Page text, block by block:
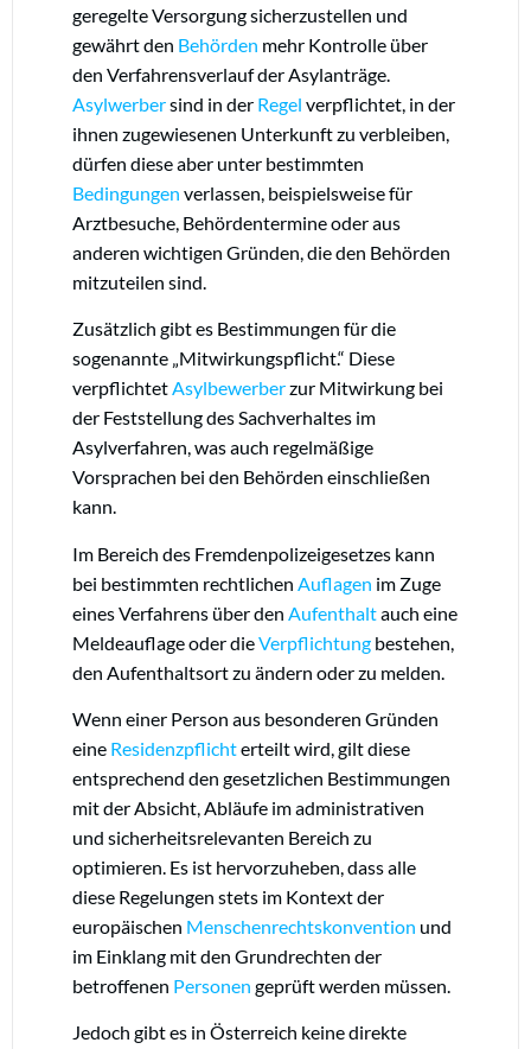
geregelte Versorgung sicherzustellen und
gewährt den Behörden mehr Kontrolle über
den Verfahrensverlauf der Asylanträge.
Asylwerbersind in der Regel verpflichtet, in der
ihnen zugewiesenen Unterkunft zu verbleiben,
dürfen diese aber unter bestimmten
Bedingungen verlassen, beispielsweise für
Arztbesuche, Behördentermine oder aus
anderen wichtigen Gründen, die den Behörden
mitzuteilen sind.
Zusätzlich gibt es Bestimmungen für die
sogenannte „Mitwirkungspflicht.“ Diese
verpflichtetAsylbewerberzur Mitwirkung bei
der Feststellung des Sachverhaltes im
Asylverfahren, was auch regelmäßige
Vorsprachen bei den Behörden einschließen
kann.
Im Bereich des Fremdenpolizeigesetzes kann
bei bestimmten rechtlichen Auflagen im Zuge
eines Verfahrens über den Aufenthaltauch eine
Meldeauflage oder dieVerpflichtung bestehen,
den Aufenthaltsort zu ändern oder zu melden.
Wenn einer Person aus besonderen Gründen
eine Residenzpflichterteilt wird, gilt diese
entsprechend den gesetzlichen Bestimmungen
mit der Absicht, Abläufe im administrativen
und sicherheitsrelevanten Bereich zu
optimieren. Es ist hervorzuheben, dass alle
diese Regelungen stets im Kontext der
europäischen Menschenrechtskonvention und
im Einklang mit den Grundrechten der
betroffenen Personen geprüft werden müssen.
Jedoch gibt es in Österreich keine direkte